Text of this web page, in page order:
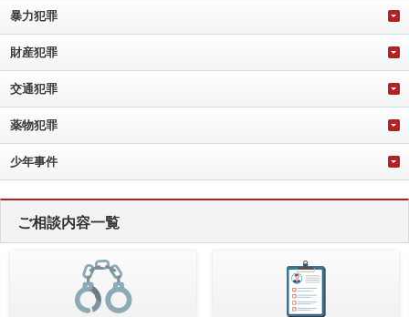
暴力犯罪
財産犯罪
交通犯罪
薬物犯罪
少年事件
ご相談内容一覧